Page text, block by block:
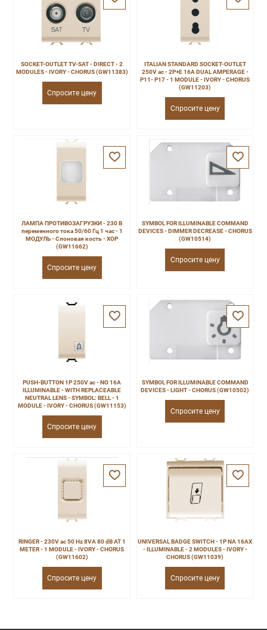
SOCKET-OUTLET TV-SAT - DIRECT - 2
MODULES - IVORY - CHORUS (GW11383)
Спросите цену
ITALIAN STANDARD SOCKET-OUTLET
250V ac - 2P+E 16A DUAL AMPERAGE -
P11- P17 - 1 MODULE - IVORY - CHORUS
(GW11203)
Спросите цену
ЛАМПА ПРОТИВОЗАГРУЗКИ - 230 В
переменного тока 50/60 Гц 1 час - 1
МОДУЛЬ - Слоновая кость - ХОР
(GW11662)
Спросите цену
SYMBOL FOR ILLUMINABLE COMMAND
DEVICES - DIMMER DECREASE - CHORUS
(GW10514)
Спросите цену
PUSH-BUTTON 1P 250V ac - NO 16A
ILLUMINABLE - WITH REPLACEABLE
NEUTRAL LENS - SYMBOL: BELL - 1
MODULE - IVORY - CHORUS (GW11153)
Спросите цену
SYMBOL FOR ILLUMINABLE COMMAND
DEVICES - LIGHT - CHORUS (GW10502)
Спросите цену
RINGER - 230V ac 50 Hz 8VA 80 dB AT 1
METER - 1 MODULE - IVORY - CHORUS
(GW11602)
Спросите цену
UNIVERSAL BADGE SWITCH - 1P NA 16AX
- ILLUMINABLE - 2 MODULES - IVORY -
CHORUS (GW11039)
Спросите цену